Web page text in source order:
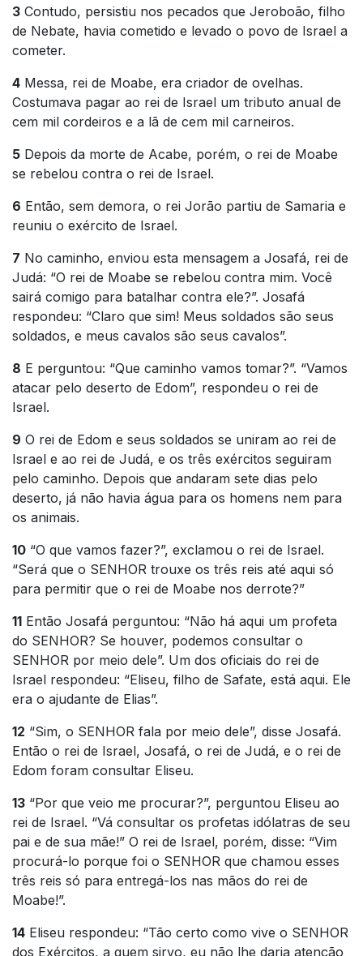
3 Contudo, persistiu nos pecados que Jeroboão, filho
de Nebate, havia cometido e levado o povo de Israel a
cometer.
4 Messa, rei de Moabe, era criador de ovelhas.
Costumava pagar ao rei de Israel um tributo anual de
cem mil cordeiros e a lã de cem mil carneiros.
5 Depois da morte de Acabe, porém, o rei de Moabe
se rebelou contra o rei de Israel.
6 Então, sem demora, o rei Jorão partiu de Samaria e
reuniu o exército de Israel.
7 No caminho, enviou esta mensagem a Josafá, rei de
Judá: “O rei de Moabe se rebelou contra mim. Você
sairá comigo para batalhar contra ele?”. Josafá
respondeu: “Claro que sim! Meus soldados são seus
soldados, e meus cavalos são seus cavalos”.
8 E perguntou: “Que caminho vamos tomar?”. “Vamos
atacar pelo deserto de Edom”, respondeu o rei de
Israel.
9 O rei de Edom e seus soldados se uniram ao rei de
Israel e ao rei de Judá, e os três exércitos seguiram
pelo caminho. Depois que andaram sete dias pelo
deserto, já não havia água para os homens nem para
os animais.
10 “O que vamos fazer?”, exclamou o rei de Israel.
“Será que o SENHOR trouxe os três reis até aqui só
para permitir que o rei de Moabe nos derrote?”
11 Então Josafá perguntou: “Não há aqui um profeta
do SENHOR? Se houver, podemos consultar o
SENHOR por meio dele”. Um dos oficiais do rei de
Israel respondeu: “Eliseu, filho de Safate, está aqui. Ele
era o ajudante de Elias”.
12 “Sim, o SENHOR fala por meio dele”, disse Josafá.
Então o rei de Israel, Josafá, o rei de Judá, e o rei de
Edom foram consultar Eliseu.
13 “Por que veio me procurar?”, perguntou Eliseu ao
rei de Israel. “Vá consultar os profetas idólatras de seu
pai e de sua mãe!” O rei de Israel, porém, disse: “Vim
procurá-lo porque foi o SENHOR que chamou esses
três reis só para entregá-los nas mãos do rei de
Moabe!”.
14 Eliseu respondeu: “Tão certo como vive o SENHOR
dos Exércitos, a quem sirvo, eu não lhe daria atenção